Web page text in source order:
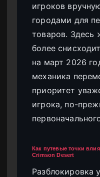
игроков
городами для
товаров. Здесь
более
на март 2026
механика
приоритет
игрока, по-
Как путевые точки
Crimson Desert
Разблокировка